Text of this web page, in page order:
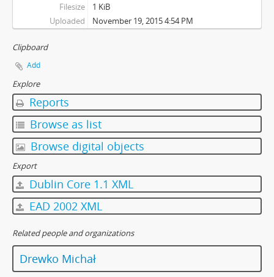
Filesize
1 KiB
Uploaded
November 19, 2015 4:54 PM
Clipboard
Add
Explore
Reports
Browse as list
Browse digital objects
Export
Dublin Core 1.1 XML
EAD 2002 XML
Related people and organizations
Drewko Michał